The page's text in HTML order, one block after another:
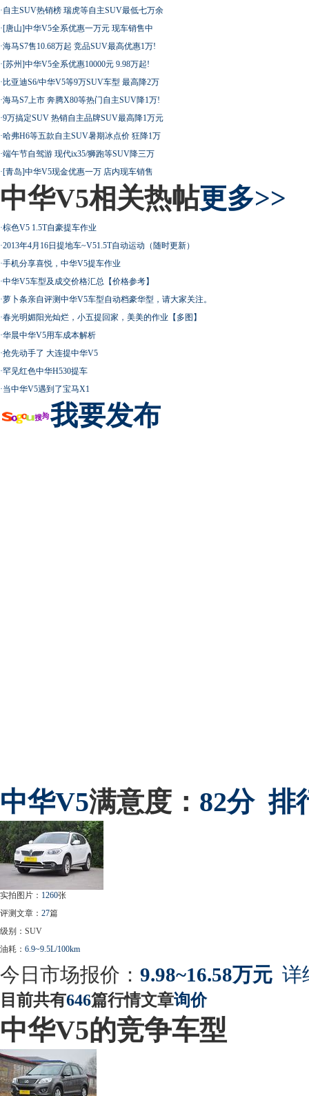
·自主SUV热销榜 瑞虎等自主SUV最低七万余
·[唐山]中华V5全系优惠一万元 现车销售中
·海马S7售10.68万起 竞品SUV最高优惠1万!
·[苏州]中华V5全系优惠10000元 9.98万起!
·比亚迪S6/中华V5等9万SUV车型 最高降2万
·海马S7上市 奔腾X80等热门自主SUV降1万!
·9万搞定SUV 热销自主品牌SUV最高降1万元
·哈弗H6等五款自主SUV暑期冰点价 狂降1万
·端午节自驾游 现代ix35/狮跑等SUV降三万
·[青岛]中华V5现金优惠一万 店内现车销售
中华V5相关热帖更多>>
·棕色V5 1.5T自豪提车作业
·2013年4月16日提地车~V51.5T自动运动（随时更新）
·手机分享喜悦，中华V5提车作业
·中华V5车型及成交价格汇总【价格参考】
·萝卜条亲自评测中华V5车型自动档豪华型，请大家关注。
·春光明媚阳光灿烂，小五提回家，美美的作业【多图】
·华晨中华V5用车成本解析
·抢先动手了 大连提中华V5
·罕见红色中华H530提车
·当中华V5遇到了宝马X1
我要发布
中华V5满意度： 82分 排
实拍图片： 1260张
评测文章： 27篇
级别：SUV
油耗： 6.9~9.5L/100km
今日市场报价： 9.98~16.58万元 详
目前共有646篇行情文章询价
中华V5的竞争车型